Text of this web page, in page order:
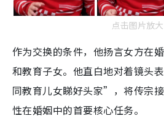
点击图片放大
作为交换的条件，他扬言女方在
和教育子女。他直白地对着镜头
同教育儿女睇好头家”，将传宗
性在婚姻中的首要核心任务。